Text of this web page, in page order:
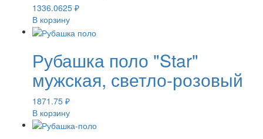
1336.0625 ₽
В корзину
Рубашка поло "Star"
мужская, светло-розовый
1871.75 ₽
В корзину